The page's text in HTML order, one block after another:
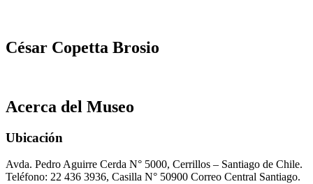
César Copetta Brosio
Acerca del Museo
Ubicación
Avda. Pedro Aguirre Cerda N° 5000, Cerrillos – Santiago de Chile.
Teléfono: 22 436 3936, Casilla N° 50900 Correo Central Santiago.